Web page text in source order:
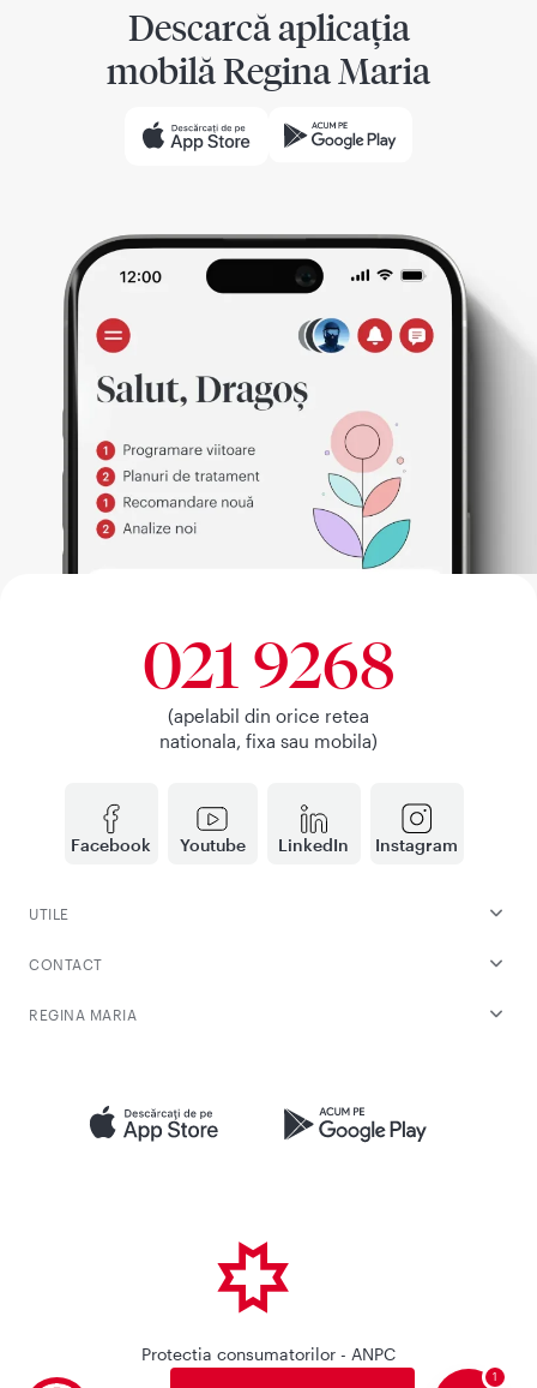
Descarcă aplicația
mobilă Regina Maria
Facebook Youtube LinkedIn Instagram
021 9268
(apelabil din orice retea
nationala, fixa sau mobila)
UTILE
CONTACT
REGINA MARIA
Protectia consumatorilor - ANPC